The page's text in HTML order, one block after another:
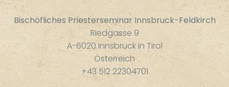
Bischöfliches Priesterseminar Innsbruck-Feldkirch
Riedgasse 9
A-6020 Innsbruck in Tirol
Österreich
+43 512 22304701